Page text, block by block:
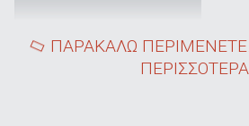
ΠΑΡΑΚΑΛΩ